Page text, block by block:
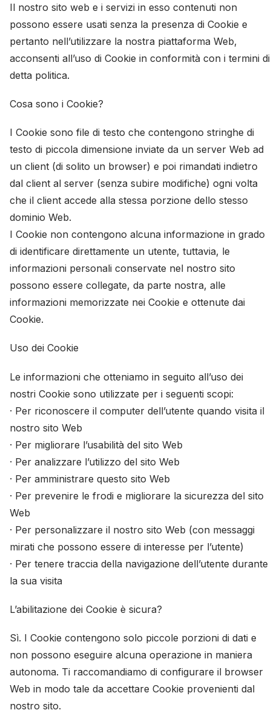
Il nostro sito web e i servizi in esso contenuti non
possono essere usati senza la presenza di Cookie e
pertanto nell’utilizzare la nostra piattaforma Web,
acconsenti all’uso di Cookie in conformità con i termini di
detta politica.
Cosa sono i Cookie?
I Cookie sono file di testo che contengono stringhe di
testo di piccola dimensione inviate da un server Web ad
un client (di solito un browser) e poi rimandati indietro
dal client al server (senza subire modifiche) ogni volta
che il client accede alla stessa porzione dello stesso
dominio Web.
I Cookie non contengono alcuna informazione in grado
di identificare direttamente un utente, tuttavia, le
informazioni personali conservate nel nostro sito
possono essere collegate, da parte nostra, alle
informazioni memorizzate nei Cookie e ottenute dai
Cookie.
Uso dei Cookie
Le informazioni che otteniamo in seguito all’uso dei
nostri Cookie sono utilizzate per i seguenti scopi:
· Per riconoscere il computer dell’utente quando visita il
nostro sito Web
· Per migliorare l’usabilità del sito Web
· Per analizzare l’utilizzo del sito Web
· Per amministrare questo sito Web
· Per prevenire le frodi e migliorare la sicurezza del sito
Web
· Per personalizzare il nostro sito Web (con messaggi
mirati che possono essere di interesse per l’utente)
· Per tenere traccia della navigazione dell’utente durante
la sua visita
L’abilitazione dei Cookie è sicura?
Sì. I Cookie contengono solo piccole porzioni di dati e
non possono eseguire alcuna operazione in maniera
autonoma. Ti raccomandiamo di configurare il browser
Web in modo tale da accettare Cookie provenienti dal
nostro sito.